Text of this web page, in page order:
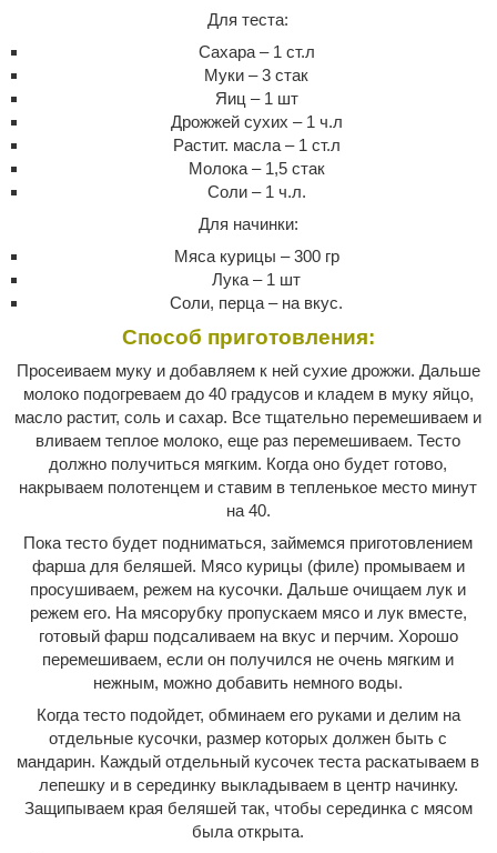
Для теста:
Сахара – 1 ст.л
Муки – 3 стак
Яиц – 1 шт
Дрожжей сухих – 1 ч.л
Растит. масла – 1 ст.л
Молока – 1,5 стак
Соли – 1 ч.л.
Для начинки:
Мяса курицы – 300 гр
Лука – 1 шт
Соли, перца – на вкус.
Способ приготовления:
Просеиваем муку и добавляем к ней сухие дрожжи. Дальше
молоко подогреваем до 40 градусов и кладем в муку яйцо,
масло растит, соль и сахар. Все тщательно перемешиваем и
вливаем теплое молоко, еще раз перемешиваем. Тесто
должно получиться мягким. Когда оно будет готово,
накрываем полотенцем и ставим в тепленькое место минут
на 40.
Пока тесто будет подниматься, займемся приготовлением
фарша для беляшей. Мясо курицы (филе) промываем и
просушиваем, режем на кусочки. Дальше очищаем лук и
режем его. На мясорубку пропускаем мясо и лук вместе,
готовый фарш подсаливаем на вкус и перчим. Хорошо
перемешиваем, если он получился не очень мягким и
нежным, можно добавить немного воды.
Когда тесто подойдет, обминаем его руками и делим на
отдельные кусочки, размер которых должен быть с
мандарин. Каждый отдельный кусочек теста раскатываем в
лепешку и в серединку выкладываем в центр начинку.
Защипываем края беляшей так, чтобы серединка с мясом
была открыта.